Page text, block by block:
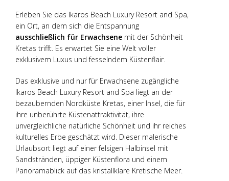
Erleben Sie das Ikaros Beach Luxury Resort and Spa,
ein Ort, an dem sich die Entspannung
ausschließlich für Erwachsene mit der Schönheit
Kretas trifft. Es erwartet Sie eine Welt voller
exklusivem Luxus und fesselndem Küstenflair.
Das exklusive und nur für Erwachsene zugängliche
Ikaros Beach Luxury Resort and Spa liegt an der
bezaubernden Nordküste Kretas, einer Insel, die für
ihre unberührte Küstenattraktivität, ihre
unvergleichliche natürliche Schönheit und ihr reiches
kulturelles Erbe geschätzt wird. Dieser malerische
Urlaubsort liegt auf einer felsigen Halbinsel mit
Sandstränden, üppiger Küstenflora und einem
Panoramablick auf das kristallklare Kretische Meer.